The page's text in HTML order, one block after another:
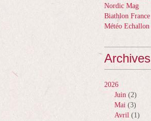
Nordic Mag
Biathlon France
Météo Echallon
Archives
2026
Juin (2)
Mai (3)
Avril (1)